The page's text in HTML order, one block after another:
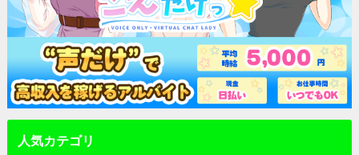
人気カテゴリ